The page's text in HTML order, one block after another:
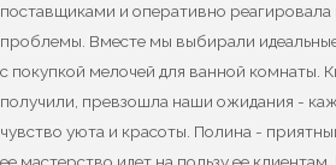
поставщиками и оперативно
проблемы. Вместе мы выбирали
с покупкой мелочей для ванной комнаты.
получили, превзошла наши ожидания -
чувство уюта и красоты. Полина -